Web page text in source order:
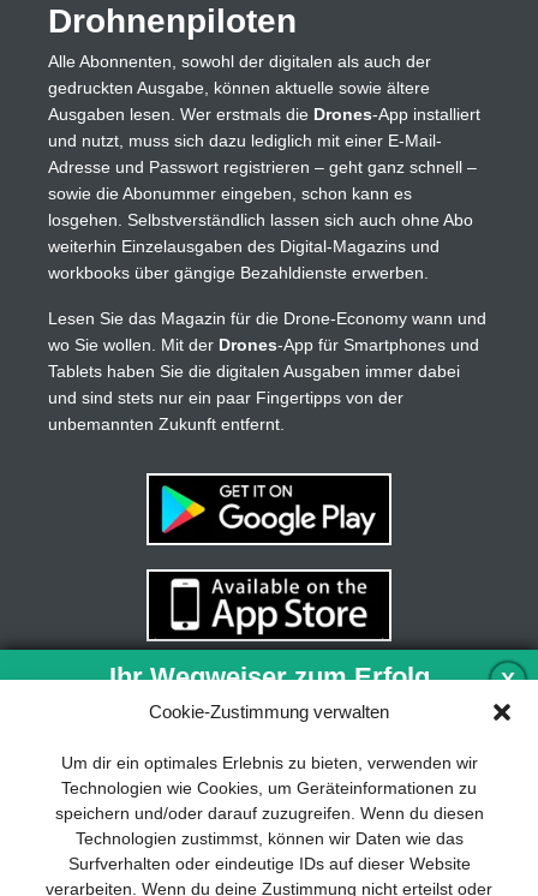
Cookie-Zustimmung verwalten
Um dir ein optimales Erlebnis zu bieten, verwenden wir
Technologien wie Cookies, um Geräteinformationen zu
speichern und/oder darauf zuzugreifen. Wenn du diesen
Technologien zustimmst, können wir Daten wie das
Surfverhalten oder eindeutige IDs auf dieser Website
verarbeiten. Wenn du deine Zustimmung nicht erteilst oder
Drohnenpiloten
Alle Abonnenten, sowohl der digitalen als auch der
gedruckten Ausgabe, können aktuelle sowie ältere
Ausgaben lesen. Wer erstmals die Drones-App installiert
und nutzt, muss sich dazu lediglich mit einer E-Mail-
Adresse und Passwort registrieren – geht ganz schnell –
sowie die Abonummer eingeben, schon kann es
losgehen. Selbstverständlich lassen sich auch ohne Abo
weiterhin Einzelausgaben des Digital-Magazins und
workbooks über gängige Bezahldienste erwerben.
Lesen Sie das Magazin für die Drone-Economy wann und
wo Sie wollen. Mit der Drones-App für Smartphones und
Tablets haben Sie die digitalen Ausgaben immer dabei
und sind stets nur ein paar Fingertipps von der
unbemannten Zukunft entfernt.
X
Ihr Wegweiser zum Erfolg
nachhaltigen Geschäftsmodells sind für
jedes Unternehmen unverzichtbar. Das
Business Model Canvas hilft, sich dabei
auf das Wesentliche zu konzentrieren
und stets im Blick zu behalten, worauf es